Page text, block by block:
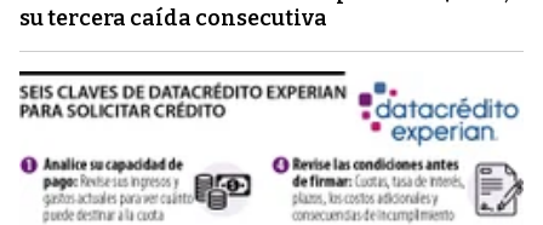
su tercera caída consecutiva